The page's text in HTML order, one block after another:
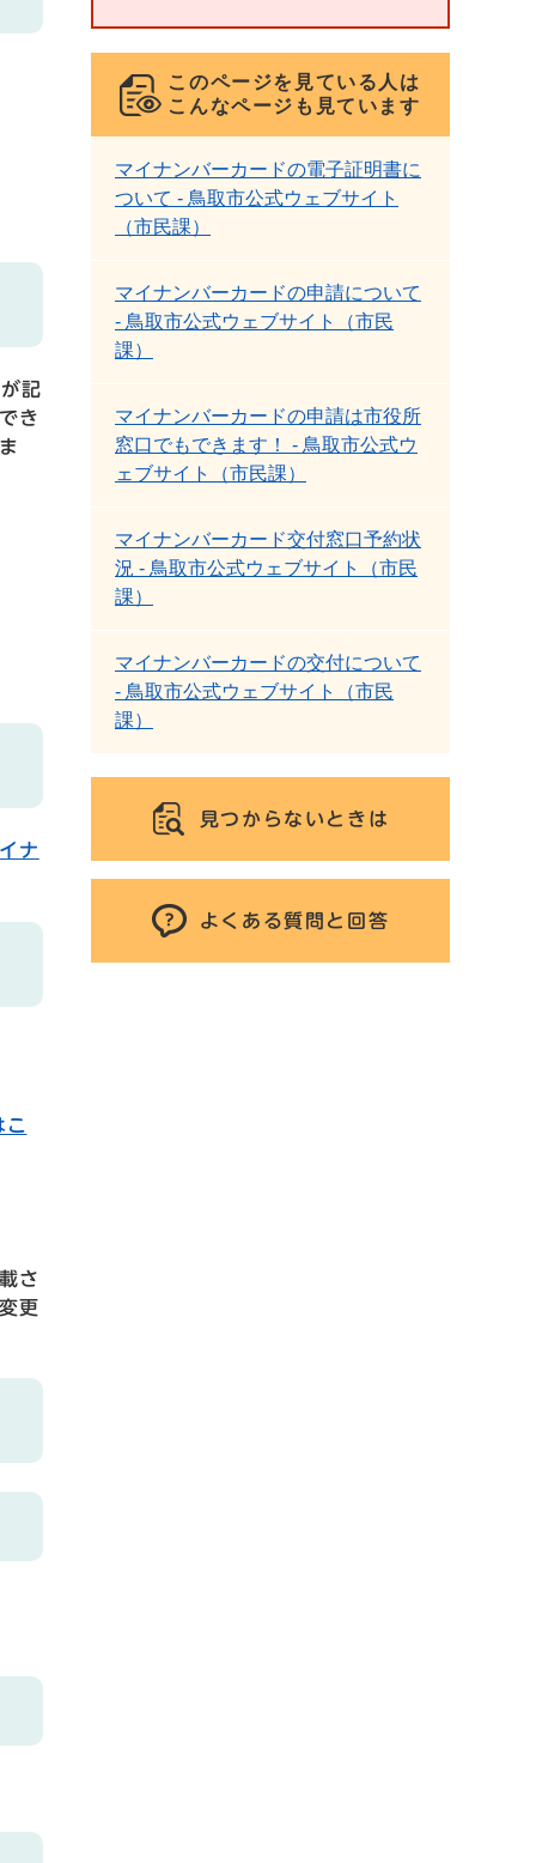
記
き
ナ
さ
更
このページを見ている人は
こんなページも見ています
マイナンバーカードの電子証明書に
ついて - 鳥取市公式ウェブサイト
（市民課）
マイナンバーカードの申請について
- 鳥取市公式ウェブサイト（市民
課）
マイナンバーカードの申請は市役所
窓口でもできます！ - 鳥取市公式ウ
ェブサイト（市民課）
マイナンバーカード交付窓口予約状
況 - 鳥取市公式ウェブサイト（市民
課）
マイナンバーカードの交付について
- 鳥取市公式ウェブサイト（市民
課）
見つからないときは
よくある質問と回答